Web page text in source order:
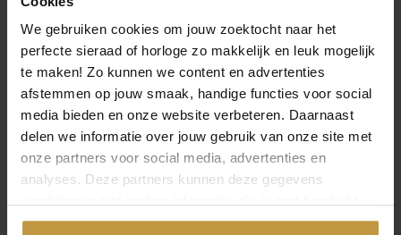
We gebruiken cookies om jouw zoektocht naar het
perfecte sieraad of horloge zo makkelijk en leuk mogelijk
te maken! Zo kunnen we content en advertenties
afstemmen op jouw smaak, handige functies voor social
media bieden en onze website verbeteren. Daarnaast
delen we informatie over jouw gebruik van onze site met
onze partners voor social media, advertenties en
analyses. Deze partners kunnen deze gegevens
gedeeld of die ze hebben verzameld via jouw gebruik van
€99,95
DANISH DESIGN
HORLOGE RHINE
IQ19Q199 ROOD
Direct leverbaar, 1
werkdag
€ 239,00
DANISH DESIGN DKX
PRO HORLOGE
IV82Q1303
GOLDPLATED
Direct leverbaar, 1
werkdag